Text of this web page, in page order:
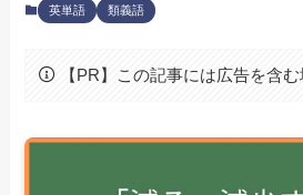
英単語 類義語
【PR】この記事には広告を含む